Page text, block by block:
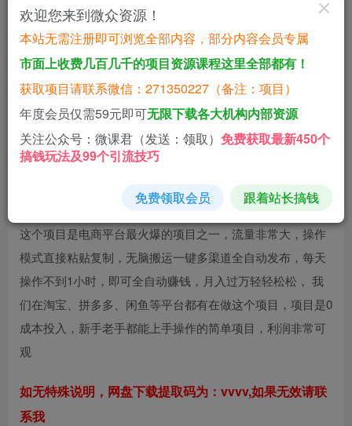
无脑复制粘贴，小白轻松上手，电商0投资0成本，轻松月入3W+
此内容为免费资源，请登录后查看
登录查看
已售 38
这节课给大家讲一个无脑复制粘贴，小白轻松上手，闲鱼0投
资0成本轻松月入3W+的项目！
这个项目是电商平台最火爆的项目之一，流量非常大，操作
模式直接粘贴复制，无脑搬运一键多渠道全自动发布，每天
操作不到1小时，即可全自动赚钱，月入过万轻轻松松， 我
们在淘宝、拼多多、闲鱼等平台都有在做这个项目，项目是0
成本投入，新手老手都能上手操作的简单项目，利润非常可
观
如无特殊说明，网盘下载提取码为：vvvv,如果无效请联
系我
欢迎您来到微众资源！
本站无需注册即可浏览全部内容，部分内容会员专属
市面上收费几百几千的项目资源课程这里全部都有！
获取项目请联系微信：271350227（备注：项目）
年度会员仅需59元即可无限下载各大机构内部资源
关注公众号：微课君（发送：领取） 免费获取最新450个
搞钱玩法及99个引流技巧
免费领取会员 跟着站长搞钱